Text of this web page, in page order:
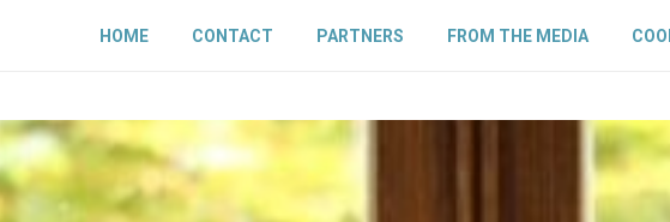
HOME CONTACT PARTNERS FROM THE MEDIA